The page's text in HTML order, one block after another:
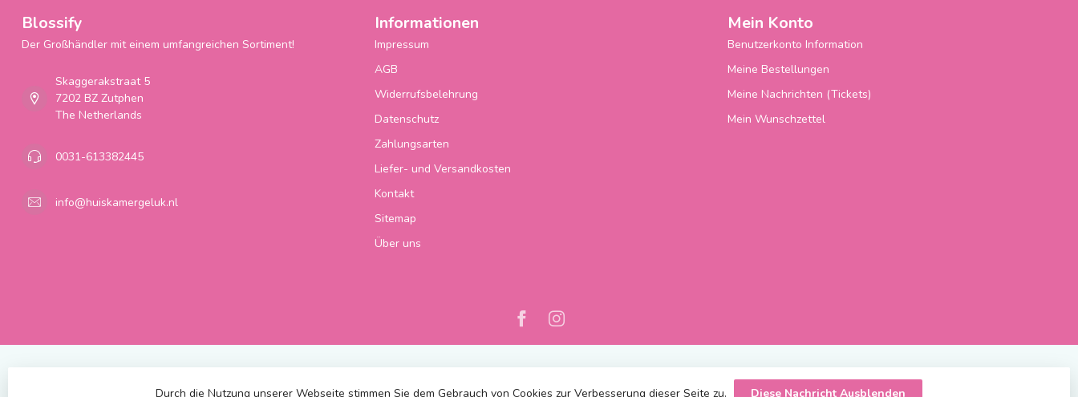
Blossify
Der Großhändler mit einem umfangreichen Sortiment!
Skaggerakstraat 5
7202 BZ Zutphen
The Netherlands
0031-613382445
info@huiskamergeluk.nl
Informationen
Impressum
AGB
Widerrufsbelehrung
Datenschutz
Zahlungsarten
Liefer- und Versandkosten
Kontakt
Sitemap
Über uns
Mein Konto
Benutzerkonto Information
Meine Bestellungen
Meine Nachrichten (Tickets)
Mein Wunschzettel
Durch die Nutzung unserer Webseite stimmen Sie dem Gebrauch von Cookies zur Verbesserung dieser Seite zu. Diese Nachricht Ausblenden